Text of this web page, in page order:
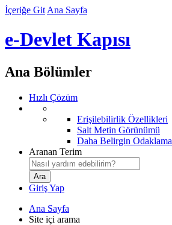
İçeriğe Git Ana Sayfa
e-Devlet Kapısı
Ana Bölümler
Hızlı Çözüm
Erişilebilirlik Özellikleri
Salt Metin Görünümü
Daha Belirgin Odaklama
Aranan Terim
Giriş Yap
Ana Sayfa
Site içi arama